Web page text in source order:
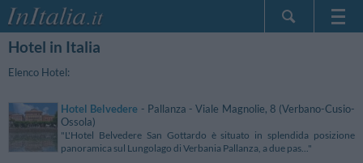
Hotel in Italia
Elenco Hotel:
Hotel Belvedere - Pallanza - Viale Magnolie, 8 (Verbano-Cusio-
Ossola)
"L'Hotel Belvedere San Gottardo è situato in splendida posizione
panoramica sul Lungolago di Verbania Pallanza, a due pas..."